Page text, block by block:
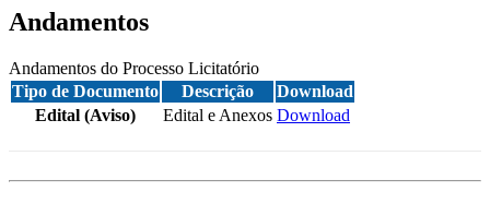
Andamentos
Andamentos do Processo Licitatório
Tipo de Documento
Descrição
Download
Edital (Aviso)
Edital e Anexos Download